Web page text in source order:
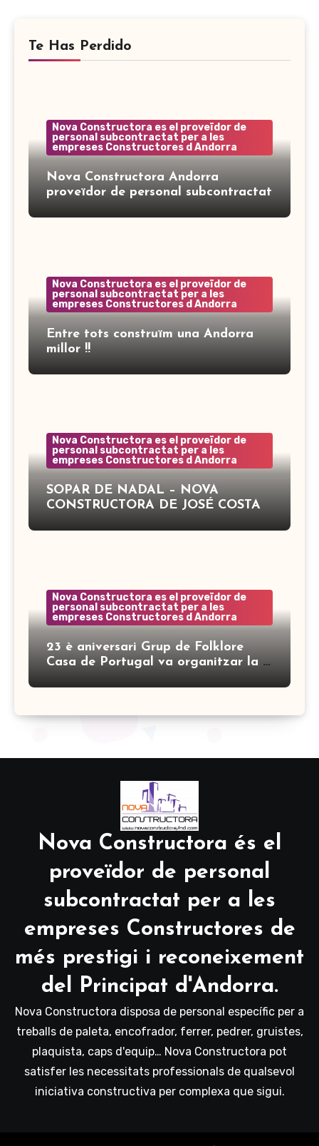
Te Has Perdido
Nova Constructora es el proveïdor de
personal subcontractat per a les
empreses Constructores d Andorra
Nova Constructora Andorra
proveïdor de personal subcontractat
Nova Constructora es el proveïdor de
personal subcontractat per a les
empreses Constructores d Andorra
Entre tots construïm una Andorra
millor !!
Nova Constructora es el proveïdor de
personal subcontractat per a les
empreses Constructores d Andorra
SOPAR DE NADAL – NOVA
CONSTRUCTORA DE JOSÉ COSTA
Nova Constructora es el proveïdor de
personal subcontractat per a les
empreses Constructores d Andorra
23 è aniversari Grup de Folklore
Casa de Portugal va organitzar la 7
amb el suport de Nova Constructora
Nova Constructora és el
proveïdor de personal
subcontractat per a les
empreses Constructores de
més prestigi i reconeixement
del Principat d'Andorra.
Nova Constructora disposa de personal específic per a
treballs de paleta, encofrador, ferrer, pedrer, gruistes,
plaquista, caps d'equip… Nova Constructora pot
satisfer les necessitats professionals de qualsevol
iniciativa constructiva per complexa que sigui.